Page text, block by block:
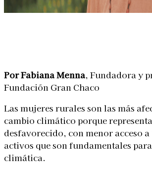
Por FabianaMenna, Fundadora y
Fundación Gran Chaco
Las mujeres rurales son las más
cambio climático porque
desfavorecido, con menor acceso a
activos que son fundamentales
climática.